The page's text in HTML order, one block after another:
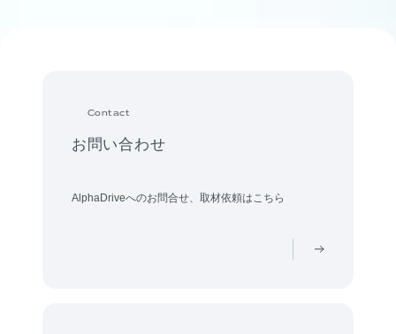
Contact
お問い合わせ
AlphaDriveへのお問合せ、取材依頼はこちら